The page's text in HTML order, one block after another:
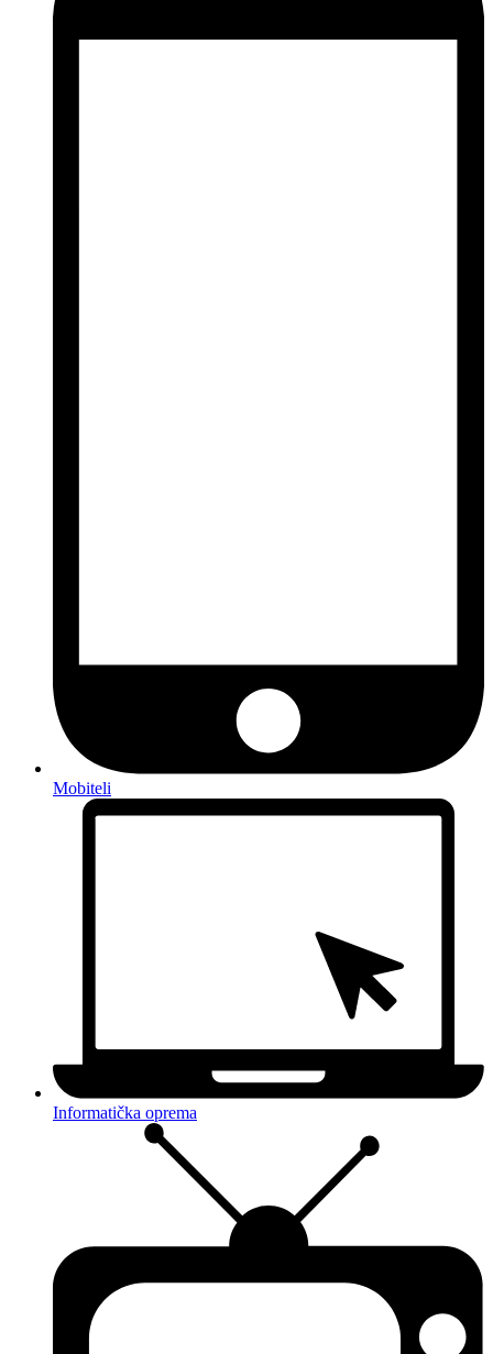
Mobiteli
Informatička oprema